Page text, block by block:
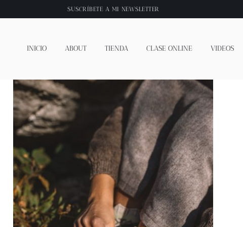
SUSCRÍBETE A MI NEWSLETTER
INICIO ABOUT TIENDA CLASE ONLINE VIDEOS